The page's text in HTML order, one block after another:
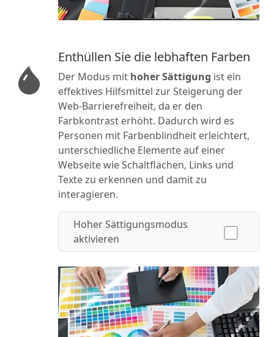
Enthüllen Sie die lebhaften Farben
Der Modus mit hoher Sättigung ist ein
effektives Hilfsmittel zur Steigerung der
Web-Barrierefreiheit, da er den
Farbkontrast erhöht. Dadurch wird es
Personen mit Farbenblindheit erleichtert,
unterschiedliche Elemente auf einer
Webseite wie Schaltflächen, Links und
Texte zu erkennen und damit zu
interagieren.
Hoher Sättigungsmodus
aktivieren